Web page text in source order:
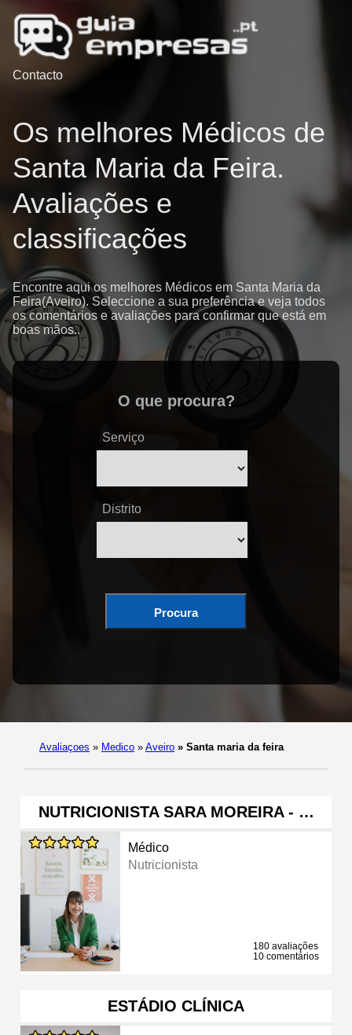
Contacto
Os melhores Médicos de
Santa Maria da Feira.
Avaliações e
classificações
Encontre aqui os melhores Médicos em Santa Maria da
Feira(Aveiro). Seleccione a sua preferência e veja todos
os comentários e avaliações para confirmar que está em
boas mãos..
O que procura?
Serviço
Distrito
Procura
Avaliaçoes » Medico » Aveiro » Santa maria da feira
NUTRICIONISTA SARA MOREIRA - …
Médico
Nutricionista
180 avaliações
10 comentários
ESTÁDIO CLÍNICA